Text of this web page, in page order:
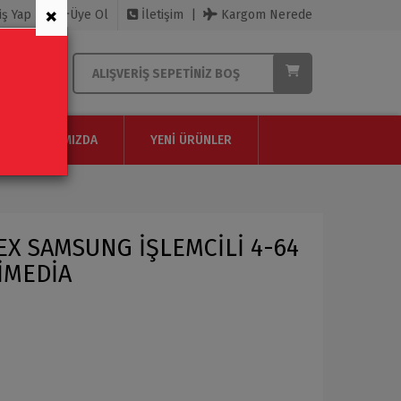
Yap Üye Ol İletişim Kargom Nerede
ALIŞVERIŞ SEPETINIZ BOŞ
HAKKIMIZDA YENI ÜRÜNLER
SAMSUNG İŞLEMCİLİ 4-64
×